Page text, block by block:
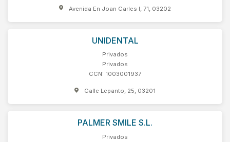
Avenida En Joan Carles I, 71, 03202
UNIDENTAL
Privados
Privados
CCN: 1003001937
Calle Lepanto, 25, 03201
PALMER SMILE S.L.
Privados